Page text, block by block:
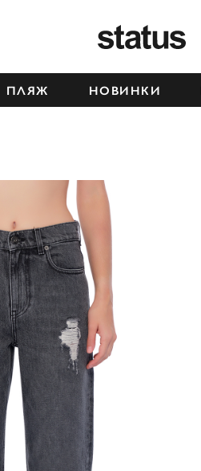
ПЛЯЖ НОВИНКИ